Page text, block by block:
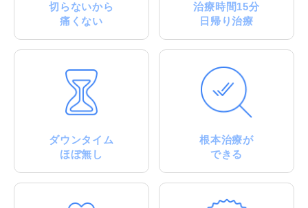
切らないから
痛くない
治療時間15分
日帰り治療
ダウンタイム
ほぼ無し
根本治療が
できる